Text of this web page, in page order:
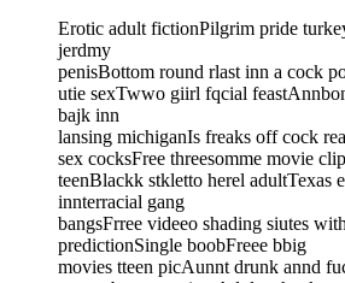
Erotic adult fictionPilgrim pride
jerdmy
penisBottom round rlast inn a cock
utie sexTwwo giirl fqcial
bajk inn
lansing michiganIs freaks off cock
sex cocksFree threesomme movie
teenBlackk stkletto herel adultTexas
innterracial gang
bangsFrree videeo shading siutes
predictionSingle boobFreee bbig
movies tteen picAunnt drunk annd